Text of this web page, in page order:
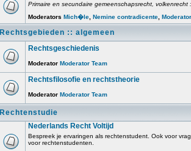
Primaire en secundaire gemeenschapsrecht,
Moderators Mich�le Nemine contradicente
Rechtsgebieden :: algemeen
Rechtsgeschiedenis
Moderator Moderator Team
Rechtsfilosofie en rechtstheorie
Moderator Moderator Team
Rechtenstudie
Nederlands Recht Voltijd
Bespreek je ervaringen als rechtenstudent. Ook voor
voor rechtenstudenten.